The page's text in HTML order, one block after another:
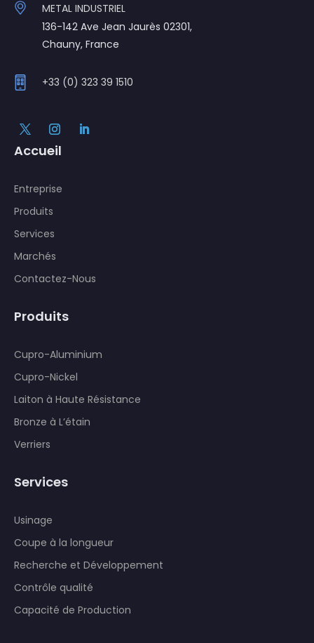
METAL INDUSTRIEL
136-142 Ave Jean Jaurès 02301,
Chauny, France
+33 (0) 323 39 1510
Accueil
Entreprise
Produits
Services
Marchés
Contactez-Nous
Produits
Cupro-Aluminium
Cupro-Nickel
Laiton à Haute Résistance
Bronze à L’étain
Verriers
Services
Usinage
Coupe à la longueur
Recherche et Développement
Contrôle qualité
Capacité de Production